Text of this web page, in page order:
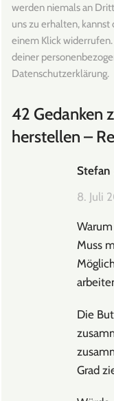
werden niemals an
uns zu erhalten,
einem Klick
deiner
Datenschutzerklärung.
42 Gedanken
herstellen –
Stefan
8. Juli
Muss
Die
Grad